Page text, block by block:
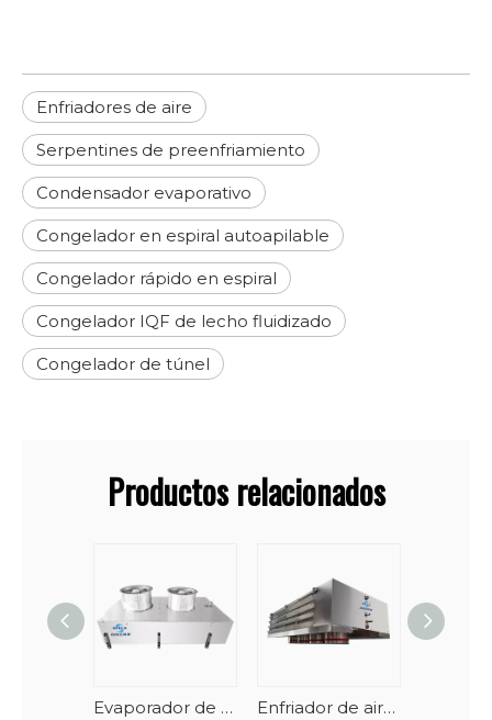
Enfriadores de aire
Serpentines de preenfriamiento
Condensador evaporativo
Congelador en espiral autoapilable
Congelador rápido en espiral
Congelador IQF de lecho fluidizado
Congelador de túnel
Productos relacionados
Evaporador de túnel de mariscos en espiral vertical con descongelación automática Enfriador de aire de descarga doble con tiro descendente montado en el techo